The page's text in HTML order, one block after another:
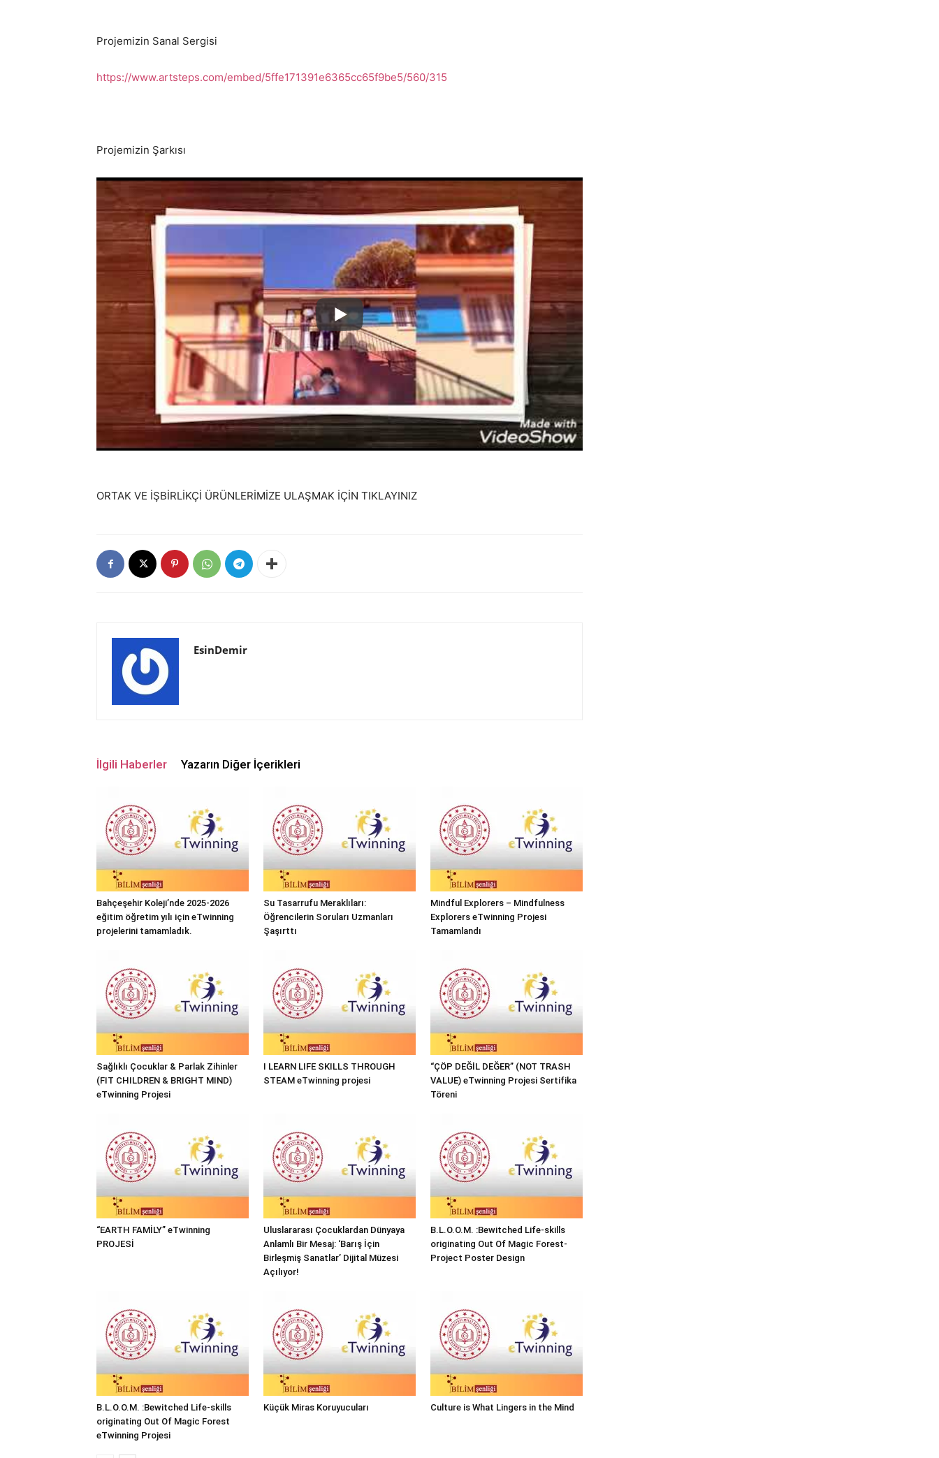
Projemizin Sanal Sergisi
https://www.artsteps.com/embed/5ffe171391e6365cc65f9be5/560/315
Projemizin Şarkısı
ORTAK VE İŞBİRLİKÇİ ÜRÜNLERİMİZE ULAŞMAK İÇİN TIKLAYINIZ
EsinDemir
İlgili Haberler Yazarın Diğer İçerikleri
Bahçeşehir Koleji’nde 2025-2026
eğitim öğretim yılı için eTwinning
projelerini tamamladık.
Su Tasarrufu Meraklıları:
Öğrencilerin Soruları Uzmanları
Şaşırttı
Mindful Explorers – Mindfulness
Explorers eTwinning Projesi
Tamamlandı
Sağlıklı Çocuklar & Parlak Zihinler
(FIT CHILDREN & BRIGHT MIND)
eTwinning Projesi
I LEARN LIFE SKILLS THROUGH
STEAM eTwinning projesi
“ÇÖP DEĞİL DEĞER” (NOT TRASH
VALUE) eTwinning Projesi Sertifika
Töreni
“EARTH FAMİLY” eTwinning
PROJESİ
Uluslararası Çocuklardan Dünyaya
Anlamlı Bir Mesaj: ‘Barış İçin
Birleşmiş Sanatlar’ Dijital Müzesi
Açılıyor!
B.L.O.O.M. :Bewitched Life-skills
originating Out Of Magic Forest-
Project Poster Design
B.L.O.O.M. :Bewitched Life-skills
originating Out Of Magic Forest
eTwinning Projesi
Küçük Miras Koruyucuları Culture is What Lingers in the Mind